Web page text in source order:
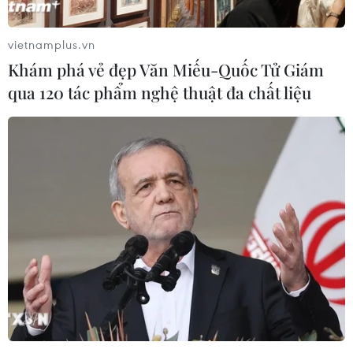
LG sẽ ra mắt mẫu điện thoại V60 ThinQ
màn hình kép tại MWC 2020
Yonhap dẫn các nguồn tin giấu tên cho biết gã khổng lồ
điện tử Hàn Quốc dự kiến sẽ tiết lộ điện thoại 5G mới,
V60 ThinQ, tại MWC Barcelona 2020, hỗ trợ mạng
không dây cực nhanh.
vietnamplus.vn
Khám phá vẻ đẹp Văn Miếu-Quốc Tử Giám
qua 120 tác phẩm nghệ thuật đa chất liệu